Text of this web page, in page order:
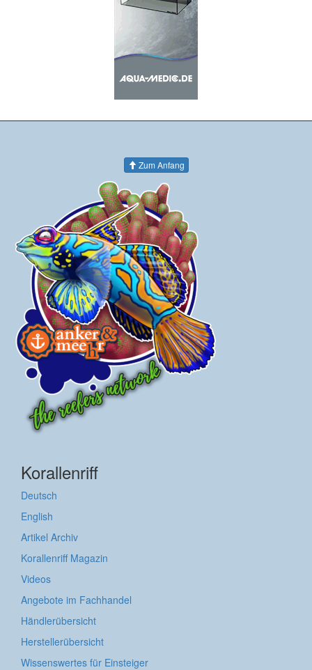
Zum Anfang
Korallenriff
Deutsch
English
Artikel Archiv
Korallenriff Magazin
Videos
Angebote im Fachhandel
Händlerübersicht
Herstellerübersicht
Wissenswertes für Einsteiger